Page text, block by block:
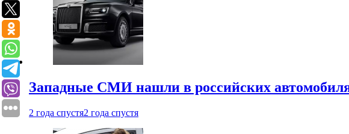
Западные СМИ нашли в российских
2 года спустя2 года спустя